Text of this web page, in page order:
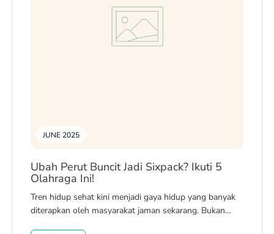
JUNE 2025
Ubah Perut Buncit Jadi Sixpack? Ikuti 5
Olahraga Ini!
Tren hidup sehat kini menjadi gaya hidup yang banyak
diterapkan oleh masyarakat jaman sekarang. Bukan